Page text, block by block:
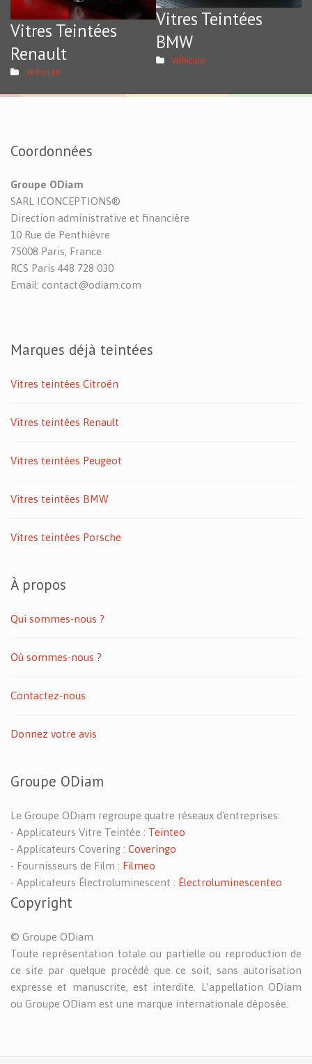
Vitres Teintées
Renault
Véhicule
Vitres Teintées
BMW
Véhicule
Coordonnées
Groupe ODiam
SARL ICONCEPTIONS®
Direction administrative et financière
10 Rue de Penthièvre
75008 Paris, France
RCS Paris 448 728 030
Email: contact@odiam.com
Marques déjà teintées
Vitres teintées Citroën
Vitres teintées Renault
Vitres teintées Peugeot
Vitres teintées BMW
Vitres teintées Porsche
À propos
Qui sommes-nous ?
Où sommes-nous ?
Contactez-nous
Donnez votre avis
Groupe ODiam
Le Groupe ODiam regroupe quatre réseaux d'entreprises:
- Applicateurs Vitre Teintée : Teinteo
- Applicateurs Covering : Coveringo
- Fournisseurs de Film : Filmeo
- Applicateurs Électroluminescent : Électroluminescenteo
Copyright
© Groupe ODiam
Toute représentation totale ou partielle ou reproduction de
ce site par quelque procédé que ce soit, sans autorisation
expresse et manuscrite, est interdite. L’appellation ODiam
ou Groupe ODiam est une marque internationale déposée.